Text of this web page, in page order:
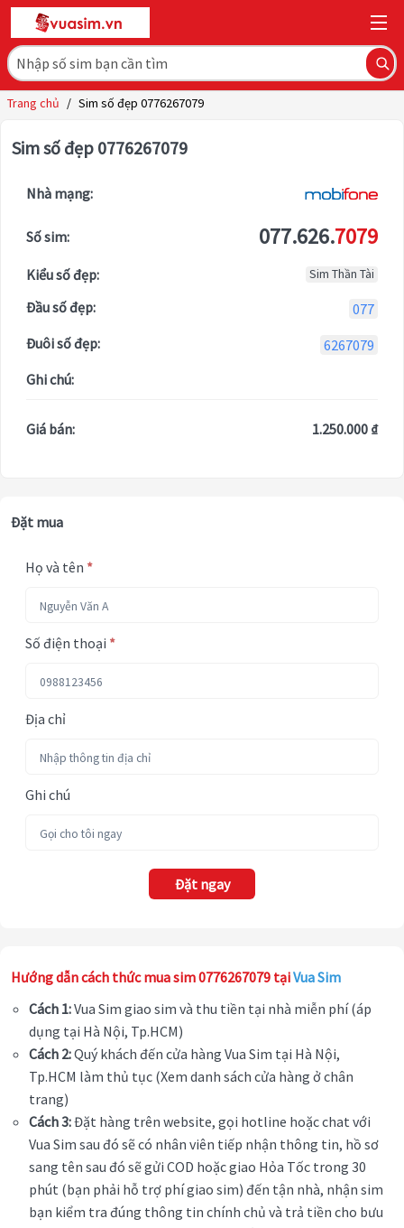
Trang chủ / Sim số đẹp 0776267079
Sim số đẹp 0776267079
Nhà mạng:
Số sim: 077.626.7079
Kiểu số đẹp: Sim Thần Tài
Đầu số đẹp:
077
Đuôi số đẹp:
6267079
Ghi chú:
Giá bán: 1.250.000 ₫
Đặt mua
Họ và tên *
Số điện thoại *
Địa chỉ
Ghi chú
Đặt ngay
Hướng dẫn cách thức mua sim 0776267079 tạiVua Sim
Cách 1:Vua Sim giao sim và thu tiền tại nhà miễn phí (áp
dụng tại Hà Nội, Tp.HCM)
Cách 2:Quý khách đến cửa hàng Vua Sim tại Hà Nội,
Tp.HCM làm thủ tục (Xem danh sách cửa hàng ở chân
trang)
Cách 3:Đặt hàng trên website, gọi hotline hoặc chat với
Vua Sim sau đó sẽ có nhân viên tiếp nhận thông tin, hồ sơ
sang tên sau đó sẽ gửi COD hoặc giao Hỏa Tốc trong 30
phút (bạn phải hỗ trợ phí giao sim) đến tận nhà, nhận sim
bạn kiểm tra đúng thông tin chính chủ và trả tiền cho bưu